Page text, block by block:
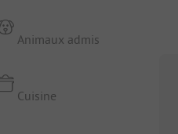
Animaux admis
Cuisine